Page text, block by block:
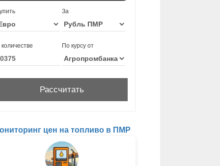
За
По курсу от
цен на топливо в ПМР